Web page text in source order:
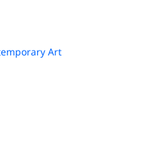
Art